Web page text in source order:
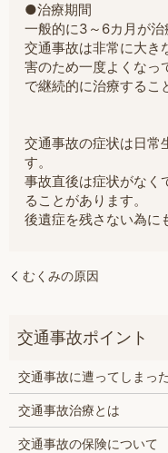
●治療期間
一般的に3～6カ月が治
交通事故は非常に大き
害のため一度よくなっ
で継続的に治療するこ
交通事故の症状は日常
す。
事故直後は症状がなく
ることがあります。
後遺症を残さない為に
むくみの原因
交通事故に遭ってしまっ
交通事故治療とは
交通事故の保険について